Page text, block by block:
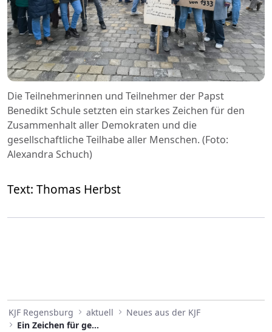
Die Teilnehmerinnen und Teilnehmer der Papst
Benedikt Schule setzten ein starkes Zeichen für den
Zusammenhalt aller Demokraten und die
gesellschaftliche Teilhabe aller Menschen. (Foto:
Alexandra Schuch)
Text: Thomas Herbst
KJF Regensburg aktuell
Neues aus der KJF
Ein Zeichen für gesellschaftlichen Zusammenhalt